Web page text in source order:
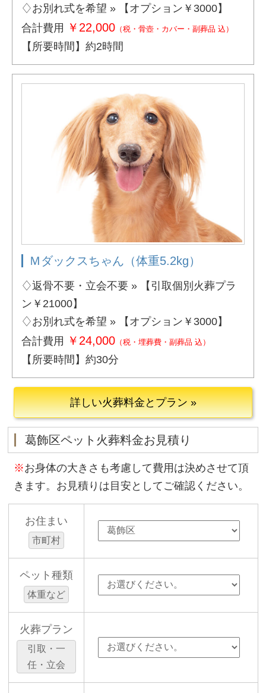
♢お別れ式を希望 » 【オプション￥3000】
合計費用
￥22,000（税・骨壺・カバー・副葬品 込）
【所要時間】約2時間
Ｍダックスちゃん（体重5.2kg）
♢返骨不要・立会不要 » 【引取個別火葬プラ
ン￥21000】
♢お別れ式を希望 » 【オプション￥3000】
合計費用
￥24,000（税・埋葬費・副葬品 込）
【所要時間】約30分
詳しい火葬料金とプラン »
葛飾区ペット火葬料金お見積り
※お身体の大きさも考慮して費用は決めさせて頂
きます。お見積りは目安としてご確認ください。
お住まい
市町村
ペット種類
体重など
火葬プラン
引取・一
任・立会